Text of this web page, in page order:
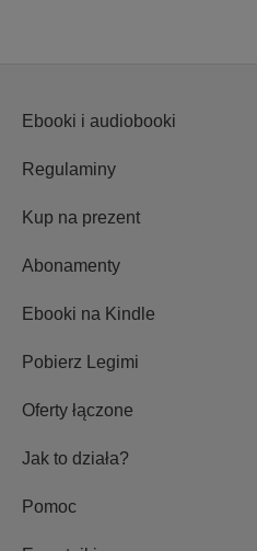
Ebooki i audiobooki
Regulaminy
Kup na prezent
Abonamenty
Ebooki na Kindle
Pobierz Legimi
Oferty łączone
Jak to działa?
Pomoc